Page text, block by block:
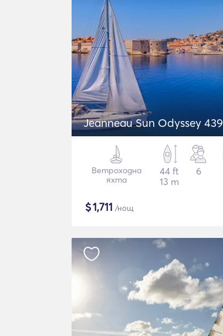
Jeanneau Sun Odyssey 439
Ветроходна
яхта
44 ft
13 m
6
$1,711 /нощ